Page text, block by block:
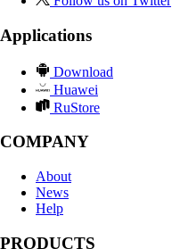
Applications
Download
Huawei
RuStore
COMPANY
About
News
Help
PRODUCTS